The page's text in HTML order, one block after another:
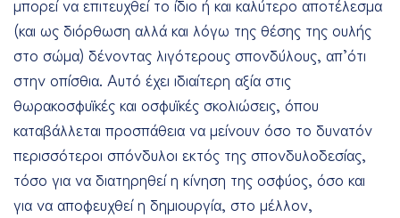
(και ως διόρθωση αλλά και λόγω της θέσης της ουλής
στο σώμα) δένοντας λιγότερους σπονδύλους, απ’ότι
στην οπίσθια. Αυτό έχει ιδιαίτερη αξία στις
θωρακοσφυϊκές και οσφυϊκές σκολιώσεις, όπου
καταβάλλεται προσπάθεια να μείνουν όσο το δυνατόν
περισσότεροι σπόνδυλοι εκτός της σπονδυλοδεσίας,
τόσο για να διατηρηθεί η κίνηση της οσφύος, όσο και
για να αποφευχθεί η δημιουργία, στο μέλλον,